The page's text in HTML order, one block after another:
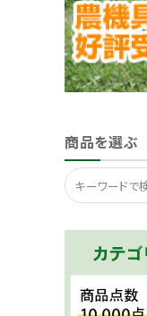
商品を選ぶ